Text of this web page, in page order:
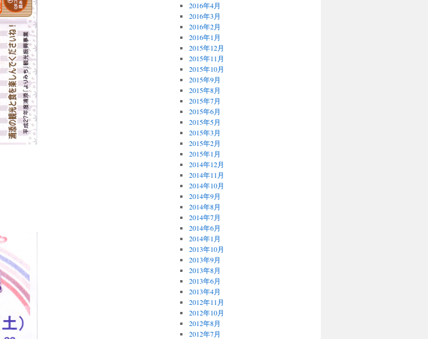
2016年4月
2016年3月
2016年2月
2016年1月
2015年12月
2015年11月
2015年10月
2015年9月
2015年8月
2015年7月
2015年6月
2015年5月
2015年3月
2015年2月
2015年1月
2014年12月
2014年11月
2014年10月
2014年9月
2014年8月
2014年7月
2014年6月
2014年1月
2013年10月
2013年9月
2013年8月
2013年6月
2013年4月
2012年11月
2012年10月
2012年8月
2012年7月